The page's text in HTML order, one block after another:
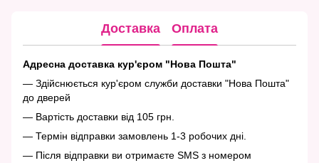
Доставка Оплата
Адресна доставка кур'єром "Нова Пошта"
— Здійснюється кур'єром служби доставки "Нова Пошта"
до дверей
— Вартість доставки від 105 грн.
— Термін відправки замовлень 1-3 робочих дні.
— Після відправки ви отримаєте SMS з номером